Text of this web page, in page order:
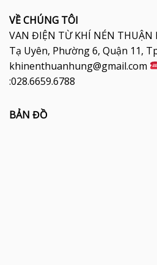
VỀ CHÚNG TÔI
VAN ĐIỆN TỪ KHÍ NÉN
Tạ Uyên, Phường 6, Quận 11,
khinenthuanhung@gmail.com
:028.6659.6788
BẢN ĐỒ